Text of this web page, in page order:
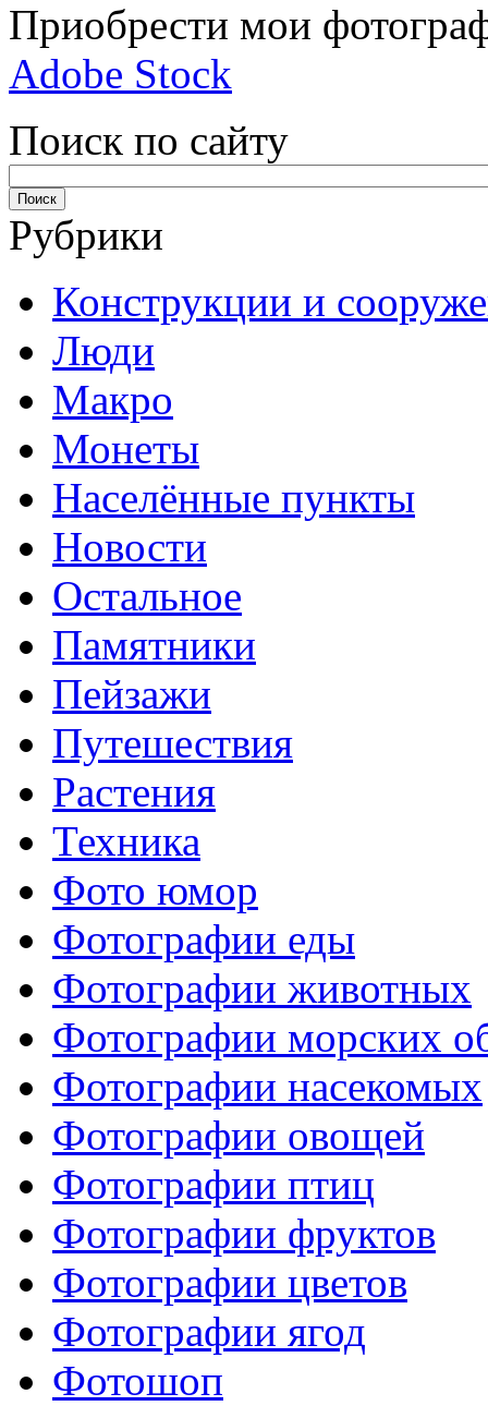
Приобрести мои
Adobe Stock
Поиск по сайту
Рубрики
Конструкции и
Люди
Макро
Монеты
Населённые пункты
Новости
Остальное
Памятники
Пейзажи
Путешествия
Растения
Техника
Фото юмор
Фотографии еды
Фотографии животных
Фотографии морских
Фотографии насекомых
Фотографии овощей
Фотографии птиц
Фотографии фруктов
Фотографии цветов
Фотографии ягод
Фотошоп